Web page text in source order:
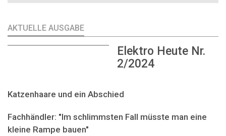
AKTUELLE AUSGABE
Elektro Heute Nr.
2/2024
Katzenhaare und ein Abschied
Fachhändler: "Im schlimmsten Fall müsste man eine
kleine Rampe bauen"